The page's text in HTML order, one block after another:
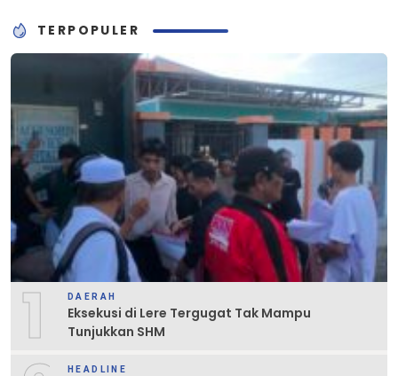
TERPOPULER
1 DAERAH
Eksekusi di Lere Tergugat Tak Mampu
Tunjukkan SHM
HEADLINE